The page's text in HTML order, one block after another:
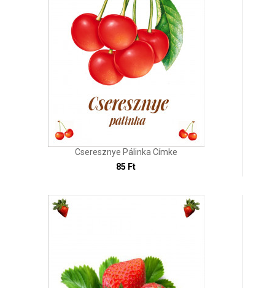
Cseresznye Pálinka Címke
85 Ft